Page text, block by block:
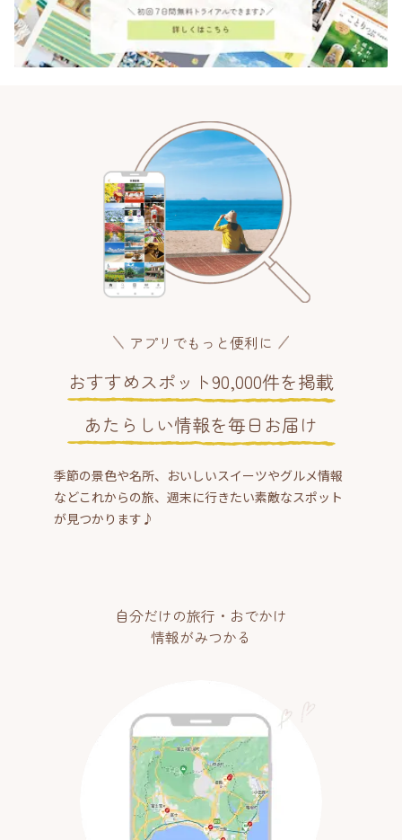
アプリでもっと便利に
おすすめスポット90,000件を掲載
あたらしい情報を毎日お届け
季節の景色や名所、おいしいスイーツやグルメ情報
などこれからの旅、週末に行きたい素敵なスポット
が見つかります♪
自分だけの旅行・おでかけ
情報がみつかる